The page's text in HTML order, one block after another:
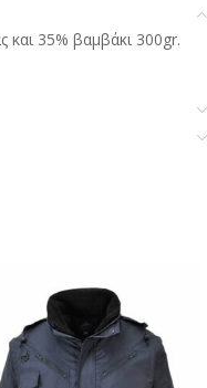
35% βαμβάκι 300gr.